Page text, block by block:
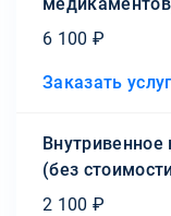
6 100 ₽
Заказать
Внутривенное
(без
2 100 ₽